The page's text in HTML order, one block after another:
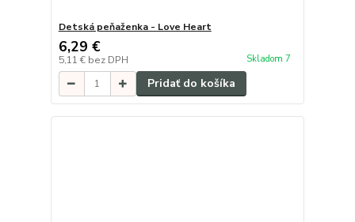
Detská peňaženka - Love Heart
6,29 €
5,11 € bez DPH Skladom 7
Pridať do košíka